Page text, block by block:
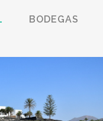
BODEGAS